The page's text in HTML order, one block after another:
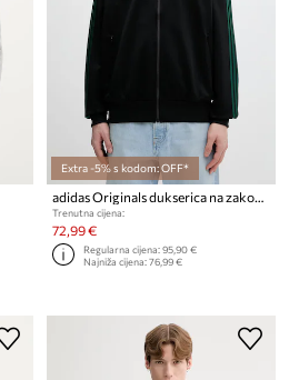
Extra -5% s kodom: OFF*
Trenutna cijena:
72,99 €
Regularna cijena:95,90 €
Najniža cijena:76,99 €